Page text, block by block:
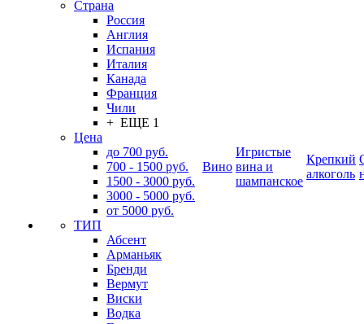
Страна
Россия
Англия
Испания
Италия
Канада
Франция
Чили
+ ЕЩЕ 1
Цена
до 700 руб.
700 - 1500 руб.
1500 - 3000 руб.
3000 - 5000 руб.
от 5000 руб.
ТИП
Абсент
Арманьяк
Бренди
Вермут
Виски
Водка
Вино
Игристые
вина и
шампанское
Крепкий
алкоголь